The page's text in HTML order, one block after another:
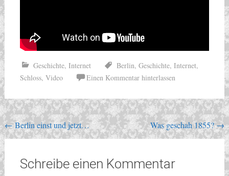
Geschichte, Internet Berlin, Geschichte, Internet,
Schloss, Video Einen Kommentar hinterlassen
Beitragsnavigation
←Berlin einst und jetzt… Was geschah 1855?→
Schreibe einen Kommentar